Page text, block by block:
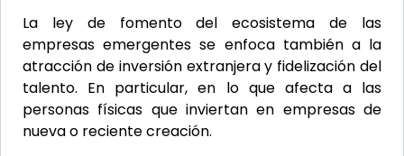
La ley de fomento del ecosistema de las
empresas emergentes se enfoca también a la
atracción de inversión extranjera y fidelización del
talento. En particular, en lo que afecta a las
personas físicas que inviertan en empresas de
nueva o reciente creación.